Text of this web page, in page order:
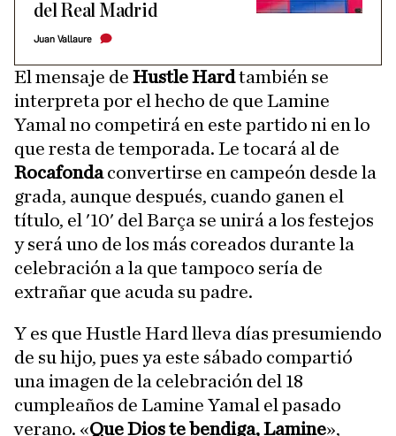
del Real Madrid
Juan Vallaure
El mensaje de Hustle Hardtambién se
interpreta por el hecho de que Lamine
Yamal no competirá en este partido ni en lo
que resta de temporada. Le tocará al de
Rocafondaconvertirse en campeón desde la
grada, aunque después, cuando ganen el
título, el '10' del Barça se unirá a los festejos
y será uno de los más coreados durante la
celebración a la que tampoco sería de
extrañar que acuda su padre.
Y es que Hustle Hard lleva días presumiendo
de su hijo, pues ya este sábado compartió
una imagen de la celebración del 18
cumpleaños de Lamine Yamal el pasado
verano. «Que Dios te bendiga, Lamine»,